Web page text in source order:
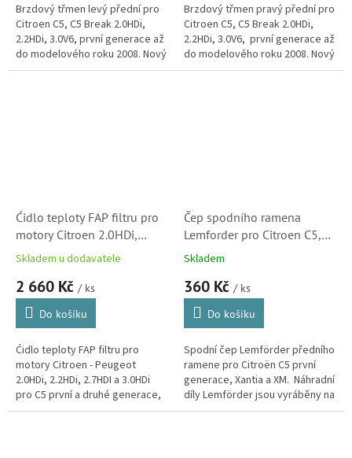
Brzdový třmen levý přední pro
Citroen C5, C5 Break 2.0HDi,
2.2HDi, 3.0V6, první generace až
do modelového roku 2008. Nový
díl.
Brzdový třmen pravý přední pro
Citroen C5, C5 Break 2.0HDi,
2.2HDi, 3.0V6, první generace až
do modelového roku 2008. Nový
díl.
Ćidlo teploty FAP filtru pro
motory Citroen 2.0HDi,
2.7HDI a 3.0HDi pro Citroen
(1618LW)
Skladem u dodavatele
2 660 Kč / ks
Do košíku
Ćidlo teploty FAP filtru pro
motory Citroen - Peugeot
2.0HDi, 2.2HDi, 2.7HDI a 3.0HDi
pro C5 první a druhé generace,
C8, C6 a Jumpy. (Peugeot
Čep spodního ramena
Lemforder pro Citroen C5,
Xantia a XM (1159202,
Skladem
360 Kč / ks
Do košíku
Spodní čep Lemförder předního
ramene pro Citroën C5 první
generace, Xantia a XM. Náhradní
díly Lemförder jsou vyráběny na
stejných linkách a ve stejné